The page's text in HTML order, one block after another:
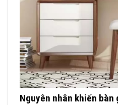
Nguyên nhân khiến bàn